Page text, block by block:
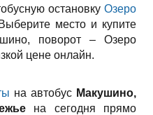
остановку Озеро
место и купите
поворот – Озеро
цене онлайн.
на автобус Макушино,
на сегодня прямо